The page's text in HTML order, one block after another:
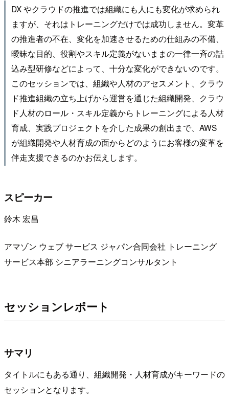
DX やクラウドの推進では組織にも人にも変化が求められ
ますが、それはトレーニングだけでは成功しません。変革
の推進者の不在、変化を加速させるための仕組みの不備、
曖昧な目的、役割やスキル定義がないままの一律一斉の詰
込み型研修などによって、十分な変化ができないのです。
このセッションでは、組織や人材のアセスメント、クラウ
ド推進組織の立ち上げから運営を通じた組織開発、クラウ
ド人材のロール・スキル定義からトレーニングによる人材
育成、実践プロジェクトを介した成果の創出まで、AWS
が組織開発や人材育成の面からどのようにお客様の変革を
伴走支援できるのかお伝えします。
スピーカー
鈴木 宏昌
アマゾン ウェブ サービス ジャパン合同会社 トレーニング
サービス本部 シニアラーニングコンサルタント
セッションレポート
サマリ
タイトルにもある通り、組織開発・人材育成がキーワードの
セッションとなります。